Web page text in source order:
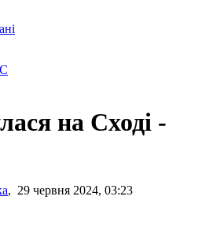
на Сході -
, 29 червня 2024, 03:23